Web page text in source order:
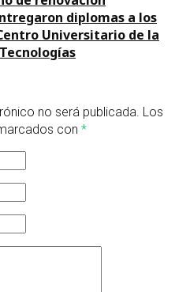
diplomas a los
Universitario de la
no será publicada. Los
con *